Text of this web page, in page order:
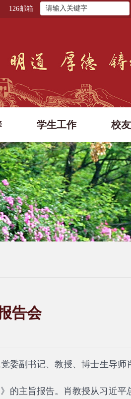
126邮箱
学生工作 校
告会
委副书记、教授、博士生导师
的主旨报告。肖教授从习近平